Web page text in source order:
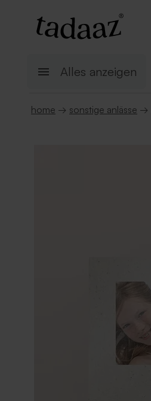
Alles anzeigen
home → sonstige anlässe →